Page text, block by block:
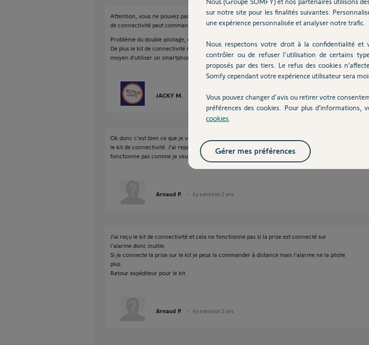
Attention, vous ne pouvez pas lier Somfy Protect avec le Kit de Connectivité, mais les kit
de connectivité peut commander la prise en parallèle de Somfy Protect.
Problème du double pilotage, c'est le dernier qui parle qui a raison.
De plus le kit de connectivité ne permet aucun scénario automatique. En fait c'est juste le
moyen d'utiliser un smartphone comme télécommande.
JACKY M. il y a environ 2 ans
Ok donc c’est bien ce que je veux faire, soit l’alarme active la prise soit je peux le faire avec
le kit de connectivité. J’ai repassé la commande sur Amazon on verra bien et si cela ne
fonctionne pas comme je veux je renvoi.
Arnaud P. il y a environ 2 ans
J'ai reçu le kit de connectivité et cela ne fonctionne pas si la prise est connecté sur
l'alarme donc inutile.
Si je connecte la prise sur le kit je peux la commander à distance mais l'alarme ne la pilote
plus.
Retour expéditeur pour le kit.
Arnaud P. il y a environ 2 ans
sur notre site pour les finalités suivantes:
une expérience personnalisée et analyser notre trafic.
Nous respectons votre droit à la confidentialité et
contrôler ou de refuser l'utilisation de certains
proposés par des tiers. Le refus des cookies
Somfy cependant votre expérience utilisateur sera
Vous pouvez changer d'avis ou retirer votre
préférences des cookies. Pour plus d’informations,
cookies
Gérer mes préférences